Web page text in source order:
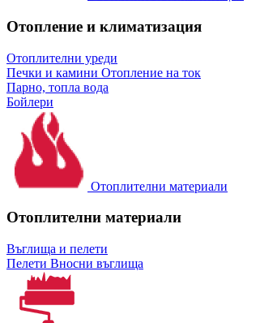
Отопление и климатизация
Отоплителни уреди
Печки и камини Отопление на ток
Парно, топла вода
Бойлери
Отоплителни материали
Отоплителни материали
Въглища и пелети
Пелети Вносни въглища